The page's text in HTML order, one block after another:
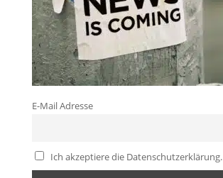
E-Mail Adresse
Ich akzeptiere die Datenschutzerklärung.